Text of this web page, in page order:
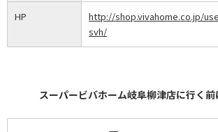
HP
http://shop.vivahome.co.jp/
svh/
スーパービバホーム岐阜柳津店に行く前